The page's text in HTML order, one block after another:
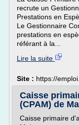
recrute un
Prestations en
Le Gestionnaire
prestations en
référant à la...
Lire la suite
Site : https://
Caisse
(CPAM) de
Caisse primaire